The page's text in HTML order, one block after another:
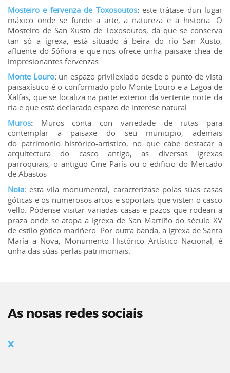
Mosteiro e fervenza de Toxosoutos: este trátase dun lugar
máxico onde se funde a arte, a natureza e a historia. O
Mosteiro de San Xusto de Toxosoutos, da que se conserva
tan só a igrexa, está situado á beira do río San Xusto,
afluente do Sóñora e que nos ofrece unha paisaxe chea de
impresionantes fervenzas.
Monte Louro: un espazo privilexiado desde o punto de vista
paisaxístico é o conformado polo Monte Louro e a Lagoa de
Xalfas, que se localiza na parte exterior da vertente norte da
ría e que está declarado espazo de interese natural.
Muros: Muros conta con variedade de rutas para
contemplar a paisaxe do seu municipio, ademais
do patrimonio histórico-artístico, no que cabe destacar a
arquitectura do casco antigo, as diversas igrexas
parroquiais, o antiguo Cine París ou o edificio do Mercado
de Abastos
Noia: esta vila monumental, caracterízase polas súas casas
góticas e os numerosos arcos e soportais que visten o casco
vello. Pódense visitar variadas casas e pazos que rodean a
praza onde se atopa a Igrexa de San Martiño do século XV
de estilo gótico mariñero. Por outra banda, a Igrexa de Santa
María a Nova, Monumento Histórico Artístico Nacional, é
unha das súas perlas patrimoniais.
As nosas redes sociais
X